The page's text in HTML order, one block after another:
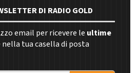
DI RADIO GOLD
email per ricevere le ultime
tua casella di posta